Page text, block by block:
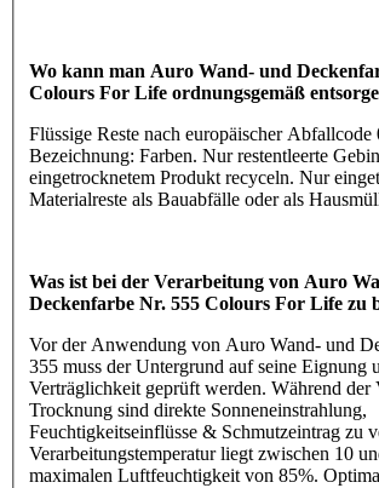
Wo kann man Auro Wand- und
Colours For Life ordnungsgemäß
Flüssige Reste nach europäischer Abfallcode
Bezeichnung: Farben. Nur restentleerte
eingetrocknetem Produkt recyceln. Nur
Materialreste als Bauabfälle oder als
Was ist bei der Verarbeitung von Auro
Deckenfarbe Nr. 555 Colours For Life zu
Vor der Anwendung von Auro Wand- und
355 muss der Untergrund auf seine Eignung
Verträglichkeit geprüft werden. Während der
Trocknung sind direkte Sonneneinstrahlung,
Feuchtigkeitseinflüsse & Schmutzeintrag zu
Verarbeitungstemperatur liegt zwischen 10
maximalen Luftfeuchtigkeit von 85%.